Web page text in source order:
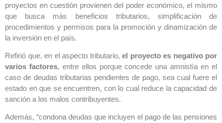
proyectos en cuestión provienen del poder económico, el mismo
que busca más beneficios tributarios, simplificación de
procedimientos y permisos para la promoción y dinamización de
la inversión en el país.
Refirió que, en el aspecto tributario, el proyecto es negativo por
varios factores, entre ellos porque concede una amnistía en el
caso de deudas tributarias pendientes de pago, sea cual fuere el
estado en que se encuentren, con lo cual reduce la capacidad de
sanción a los malos contribuyentes.
Además, “condona deudas que incluyen el pago de las pensiones